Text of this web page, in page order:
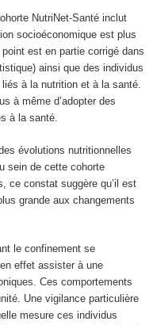
NutriNet-Santé inclut
socioéconomique est plus
est en partie corrigé dans
ainsi que des individus
à la nutrition et à la santé.
à même d’adopter des
à la santé.
évolutions nutritionnelles
sein de cette cohorte
ce constat suggère qu’il est
grande aux changements
le confinement se
effet assister à une
Ces comportements
Une vigilance particulière
mesure ces individus